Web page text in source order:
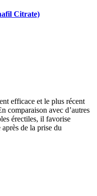
Citrate)
efficace et le plus récent
comparaison avec d’autres
érectiles, il favorise
de la prise du